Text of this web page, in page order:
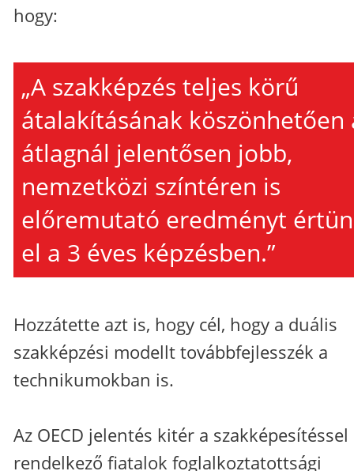
hogy:
„A szakképzés teljes körű
átalakításának köszönhetően
átlagnál jelentősen jobb,
nemzetközi színtéren is
előremutató eredményt
el a 3 éves képzésben.”
Hozzátette azt is, hogy cél, hogy a duális
szakképzési modellt továbbfejlesszék a
technikumokban is.
Az OECD jelentés kitér a szakképesítéssel
rendelkező fiatalok foglalkoztatottsági